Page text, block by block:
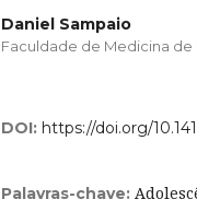
Daniel Sampaio
Faculdade de Medicina de
DOI: https://doi.org/
Palavras-chave: